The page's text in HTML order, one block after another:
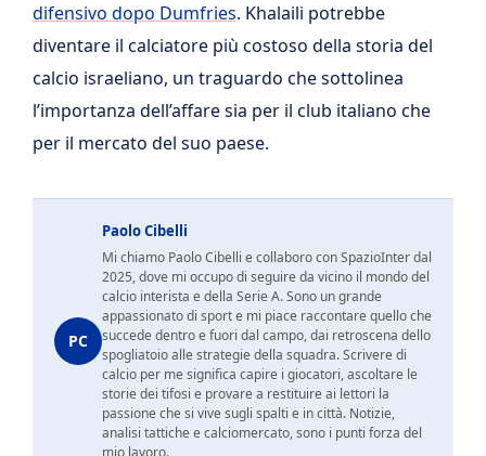
difensivo dopo Dumfries. Khalaili potrebbe
diventare il calciatore più costoso della storia del
calcio israeliano, un traguardo che sottolinea
l’importanza dell’affare sia per il club italiano che
per il mercato del suo paese.
PC
Paolo Cibelli
Mi chiamo Paolo Cibelli e collaboro con SpazioInter dal
2025, dove mi occupo di seguire da vicino il mondo del
calcio interista e della Serie A. Sono un grande
appassionato di sport e mi piace raccontare quello che
succede dentro e fuori dal campo, dai retroscena dello
spogliatoio alle strategie della squadra. Scrivere di
calcio per me significa capire i giocatori, ascoltare le
storie dei tifosi e provare a restituire ai lettori la
passione che si vive sugli spalti e in città. Notizie,
analisi tattiche e calciomercato, sono i punti forza del
mio lavoro.